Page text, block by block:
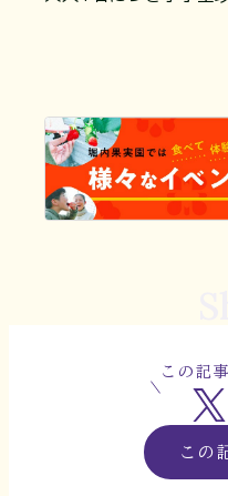
この記
この